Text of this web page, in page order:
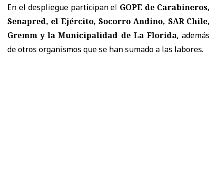
En el despliegue participan el GOPE de Carabineros,
Senapred, el Ejército, Socorro Andino, SAR Chile,
Gremm y la Municipalidad de La Florida, además
de otros organismos que se han sumado a las labores.